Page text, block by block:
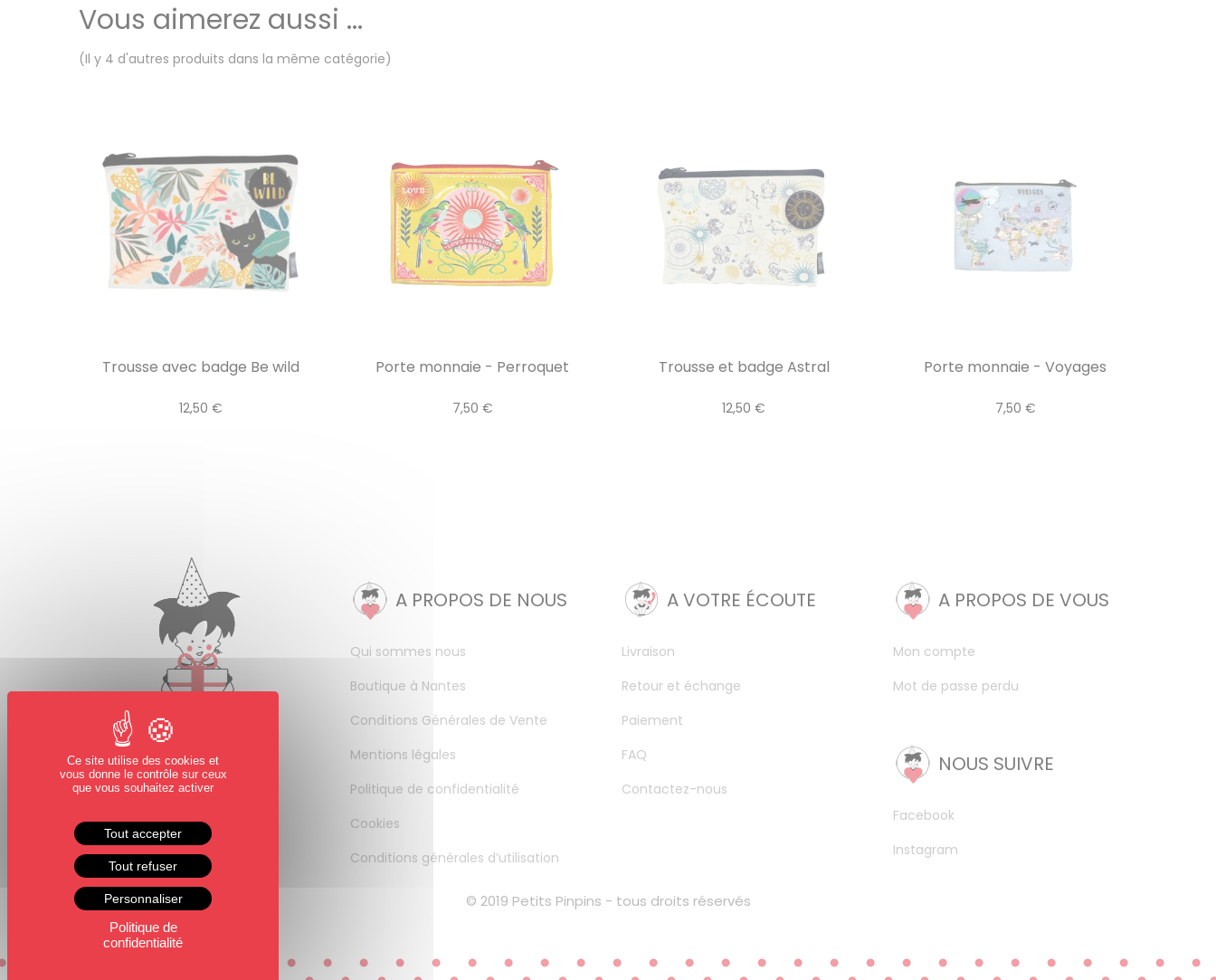
Vous aimerez aussi ...
(Il y 4 d'autres produits dans la même catégorie)
Trousse avec badge Be wild
12,50 €
Porte monnaie - Perroquet
7,50 €
Trousse et badge Astral
12,50 €
Porte monnaie - Voyages
7,50 €
A PROPOS DE NOUS
Qui sommes nous
Boutique à Nantes
Conditions Générales de Vente
Mentions légales
Politique de confidentialité
Cookies
Conditions générales d’utilisation
A VOTRE ÉCOUTE
Livraison
Retour et échange
Paiement
FAQ
Contactez-nous
A PROPOS DE VOUS
Mon compte
Mot de passe perdu
NOUS SUIVRE
Facebook
Instagram
© 2019 Petits Pinpins - tous droits réservés
Ce site utilise des cookies et
vous donne le contrôle sur ceux
que vous souhaitez activer
Tout accepter
Tout refuser
Personnaliser
Politique de
confidentialité